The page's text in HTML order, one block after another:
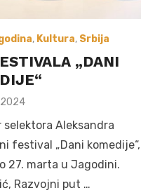
, Kultura, Srbija
„DANI
2024
selektora Aleksandra
festival „Dani komedije“,
27. marta u Jagodini.
Razvojni put …